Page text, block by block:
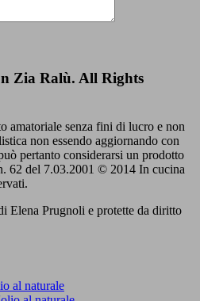
Zia Ralù. All Rights
amatoriale senza fini di lucro e non
non essendo aggiornando con
pertanto considerarsi un prodotto
62 del 7.03.2001 © 2014 In cucina
Elena Prugnoli e protette da diritto
al naturale